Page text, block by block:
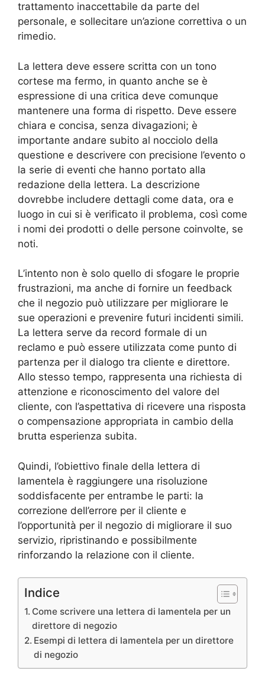
trattamento inaccettabile da parte del
personale, e sollecitare un’azione correttiva o un
rimedio.
La lettera deve essere scritta con un tono
cortese ma fermo, in quanto anche se è
espressione di una critica deve comunque
mantenere una forma di rispetto. Deve essere
chiara e concisa, senza divagazioni; è
importante andare subito al nocciolo della
questione e descrivere con precisione l’evento o
la serie di eventi che hanno portato alla
redazione della lettera. La descrizione
dovrebbe includere dettagli come data, ora e
luogo in cui si è verificato il problema, così come
i nomi dei prodotti o delle persone coinvolte, se
noti.
L’intento non è solo quello di sfogare le proprie
frustrazioni, ma anche di fornire un feedback
che il negozio può utilizzare per migliorare le
sue operazioni e prevenire futuri incidenti simili.
La lettera serve da record formale di un
reclamo e può essere utilizzata come punto di
partenza per il dialogo tra cliente e direttore.
Allo stesso tempo, rappresenta una richiesta di
attenzione e riconoscimento del valore del
cliente, con l’aspettativa di ricevere una risposta
o compensazione appropriata in cambio della
brutta esperienza subita.
Quindi, l’obiettivo finale della lettera di
lamentela è raggiungere una risoluzione
soddisfacente per entrambe le parti: la
correzione dell’errore per il cliente e
l’opportunità per il negozio di migliorare il suo
servizio, ripristinando e possibilmente
rinforzando la relazione con il cliente.
Indice
Come scrivere una lettera di lamentela per un
direttore di negozio
Esempi di lettera di lamentela per un direttore
di negozio